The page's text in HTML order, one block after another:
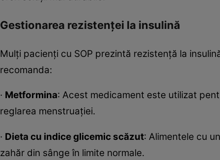
Gestionarea rezistenței la insulină
Mulți pacienți cu SOP prezintă rezistență la
recomanda:
· Metformina: Acest medicament este utilizat
reglarea menstruației.
· Dieta cu indice glicemic scăzut: Alimentele cu
zahăr din sânge în limite normale.